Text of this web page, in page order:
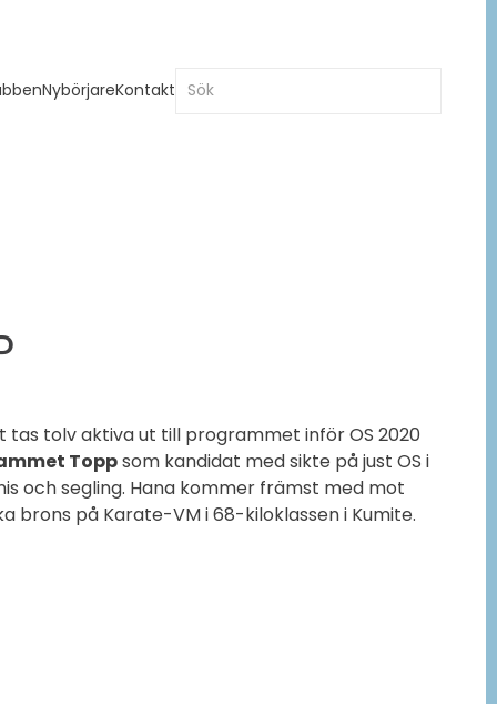
NybörjareKontakt
tas tolv aktiva ut till programmet inför OS 2020
Toppsom kandidat med sikte på just OS i
och segling. Hana kommer främst med mot
brons på Karate-VM i 68-kiloklassen i Kumite.